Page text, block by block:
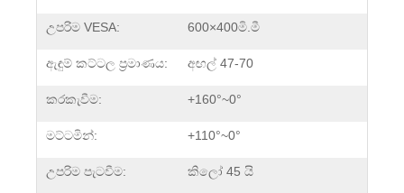
උපරිම VESA: 600×400මි.මී
ඇඳුම් කට්ටල ප්‍රමාණය: අඟල් 47-70
කරකැවීම: +160°~0°
මට්ටමින්: +110°~0°
උපරිම පැටවීම: කිලෝ 45 යි